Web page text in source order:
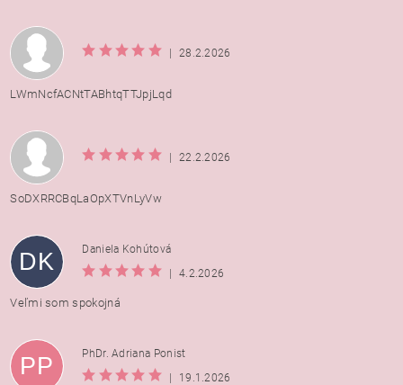
| 28.2.2026
LWmNcfACNtTABhtqTTJpjLqd
| 22.2.2026
SoDXRRCBqLaOpXTVnLyVw
DK
Daniela Kohútová
|
4.2.2026
Veľmi som spokojná
PP
PhDr. Adriana Ponist
|
19.1.2026